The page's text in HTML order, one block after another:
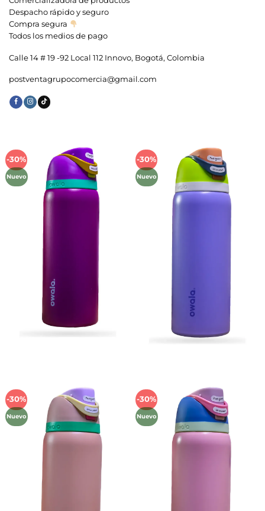
Despacho rápido y seguro
Compra segura
Todos los medios de pago
Calle 14 # 19 -92 Local 112 Innovo, Bogotá, Colombia
postventagrupocomercia@gmail.com
-30%
Nuevo
Añadir
lista de
deseos
-30%
Nuevo
Añadir
lista de
deseos
-30%
Nuevo
Añadir
lista de
deseos
-30%
Nuevo
Añadir
lista de
deseos